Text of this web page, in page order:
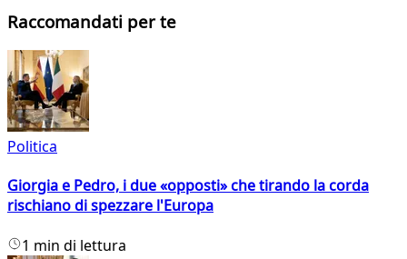
Raccomandati per te
Politica
Giorgia e Pedro, i due «opposti» che tirando la corda
rischiano di spezzare l'Europa
1 min di lettura